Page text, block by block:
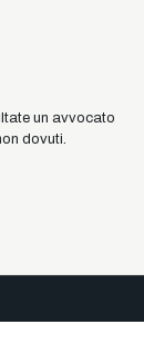
un avvocato
dovuti.